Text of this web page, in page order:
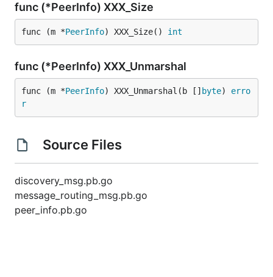
func (*PeerInfo) XXX_Size
func (m *PeerInfo) XXX_Size() int
func (*PeerInfo) XXX_Unmarshal
func (m *PeerInfo) XXX_Unmarshal(b [] byte) erro
r
Source Files
discovery_msg.pb.go
message_routing_msg.pb.go
peer_info.pb.go